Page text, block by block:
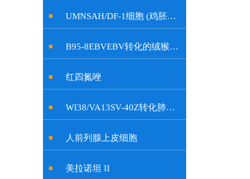
UMNSAH/DF-1细胞 (鸡胚成纤维细胞)
B95-8EBVEBV转化的绒猴白细胞
红四氮唑
WI38/VA13SV-40Z转化肺成纤维细胞
人前列腺上皮细胞
美拉诺坦 II